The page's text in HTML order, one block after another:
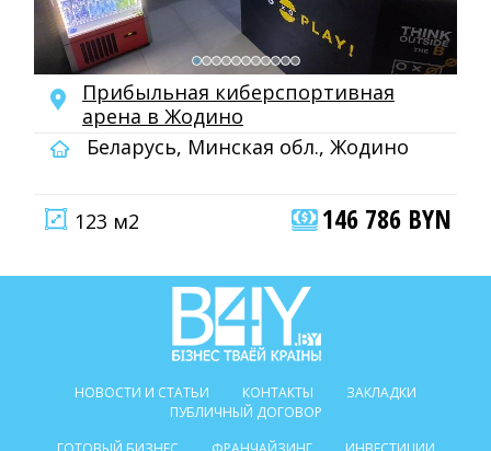
Прибыльная киберспортивная
арена в Жодино
Беларусь, Минская обл., Жодино
123 м2 146 786 BYN
НОВОСТИ И СТАТЬИ КОНТАКТЫ
ЗАКЛАДКИ
ПУБЛИЧНЫЙ ДОГОВОР